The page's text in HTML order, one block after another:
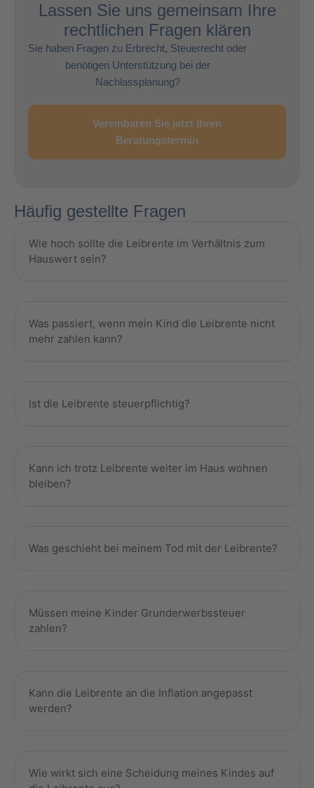
Lassen Sie uns gemeinsam Ihre
rechtlichen Fragen klären
Sie haben Fragen zu Erbrecht, Steuerrecht oder
benötigen Unterstützung bei der
Nachlassplanung?
Vereinbaren Sie jetzt Ihren
Beratungstermin
Häufig gestellte Fragen
Wie hoch sollte die Leibrente im Verhältnis zum
Hauswert sein?
Was passiert, wenn mein Kind die Leibrente nicht
mehr zahlen kann?
Ist die Leibrente steuerpflichtig?
Kann ich trotz Leibrente weiter im Haus wohnen
bleiben?
Was geschieht bei meinem Tod mit der Leibrente?
Müssen meine Kinder Grunderwerbssteuer
zahlen?
Kann die Leibrente an die Inflation angepasst
werden?
Wie wirkt sich eine Scheidung meines Kindes auf